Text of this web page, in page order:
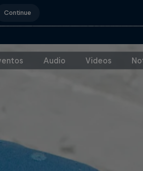
Continue
Audio Videos